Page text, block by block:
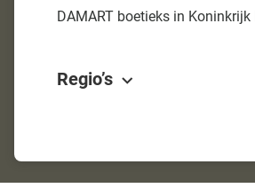
DAMART boetieks in Koninkrijk
Regio’s